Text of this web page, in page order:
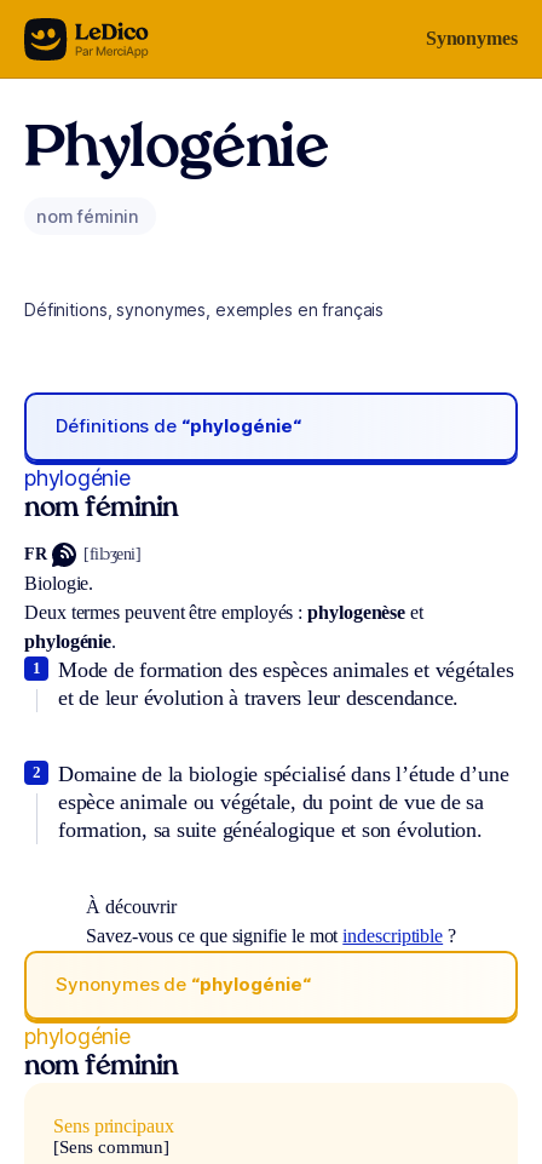
Aller au contenu Synonymes
Phylogénie
nom féminin
Définitions, synonymes, exemples en français
Définitions de “phylogénie“
phylogénie
nom féminin
FR [filɔʒeni]
Biologie.
Deux termes peuvent être employés :phylogenèseet
phylogénie.
Mode de formation des espèces animales et végétales
et de leur évolution à travers leur descendance.
1
Domaine de la biologie spécialisé dans l’étude d’une
espèce animale ou végétale, du point de vue de sa
formation, sa suite généalogique et son évolution.
2
À découvrir
Savez-vous ce que signifie le motindescriptible ?
Synonymes de “phylogénie“
phylogénie
nom féminin
Sens principaux
[Sens commun]